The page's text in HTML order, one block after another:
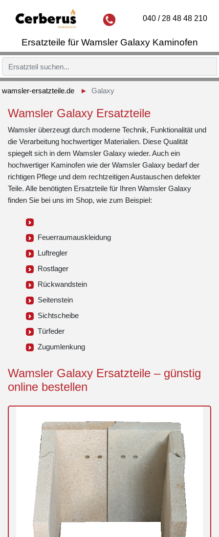
Ersatzteile für Wamsler Galaxy Kaminofen
040 / 28 48 48 210
wamsler-ersatzteile.de Galaxy
Wamsler Galaxy Ersatzteile
Wamsler überzeugt durch moderne Technik, Funktionalität und
die Verarbeitung hochwertiger Materialien. Diese Qualität
spiegelt sich in dem Wamsler Galaxy wieder. Auch ein
hochwertiger Kaminofen wie der Wamsler Galaxy bedarf der
richtigen Pflege und dem rechtzeitigen Austauschen defekter
Teile. Alle benötigten Ersatzteile für Ihren Wamsler Galaxy
finden Sie bei uns im Shop, wie zum Beispiel:
Feuerraumauskleidung
Luftregler
Rostlager
Rückwandstein
Seitenstein
Sichtscheibe
Türfeder
Zugumlenkung
Wamsler Galaxy Ersatzteile – günstig
online bestellen